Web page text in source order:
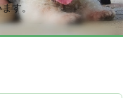
す。 
サイド
次へ